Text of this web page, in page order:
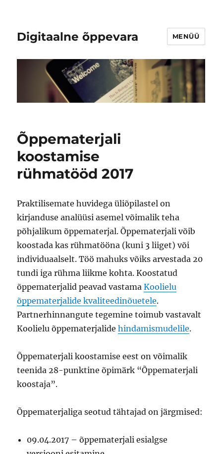
Digitaalne õppevara MENÜÜ
Õppematerjali
koostamise
rühmatööd 2017
Praktilisemate huvidega üliõpilastel on
kirjanduse analüüsi asemel võimalik teha
põhjalikum õppematerjal. Õppematerjali võib
koostada kas rühmatööna (kuni 3 liiget) või
individuaalselt. Töö mahuks võiks arvestada 20
tundi iga rühma liikme kohta. Koostatud
õppematerjalid peavad vastamaKoolielu
õppematerjalide kvaliteedinõuetele.
Partnerhinnangute tegemine toimub vastavalt
Koolielu õppematerjalidehindamismudelile.
Õppematerjali koostamise eest on võimalik
teenida 28-punktine õpimärk “Õppematerjali
koostaja”.
Õppematerjaliga seotud tähtajad on järgmised:
09.04.2017 – õppematerjali esialgse